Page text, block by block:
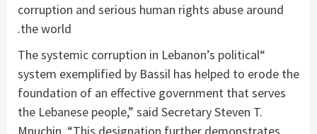
corruption and serious human rights abuse around
the world.
“The systemic corruption in Lebanon’s political
system exemplified by Bassil has helped to erode the
foundation of an effective government that serves
the Lebanese people,” said Secretary Steven T.
Mnuchin. “This designation further demonstrates